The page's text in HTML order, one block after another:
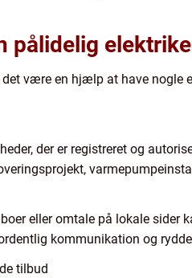
pålidelig
være en hjælp at have nogle
der er registreret og
eller omtale på lokale sider
kommunikation og
tilbud